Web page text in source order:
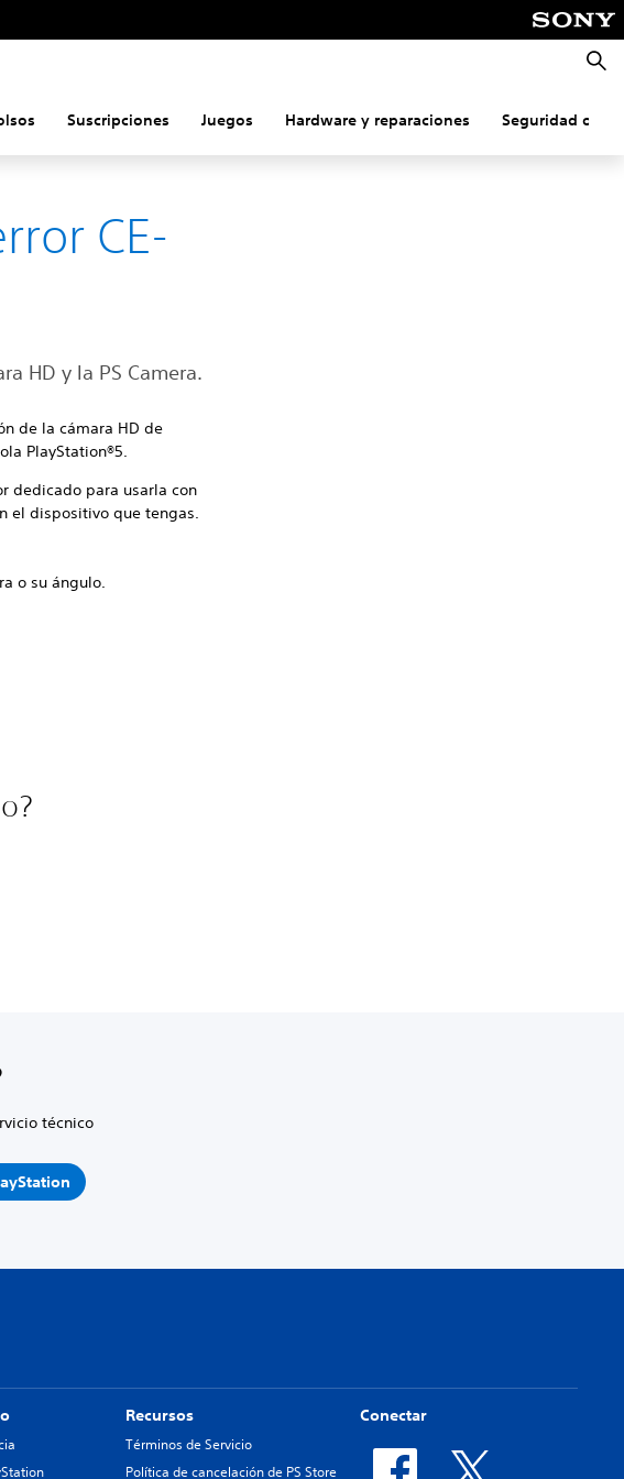
Suscripciones Juegos Hardware y reparaciones Seguridad
CE-
HD y la PS Camera.
de la cámara HD de
PlayStation®5.
dedicado para usarla con
el dispositivo que tengas.
o su ángulo.
técnico
Recursos
Términos de Servicio
Política de cancelación de PS Store
Conectar